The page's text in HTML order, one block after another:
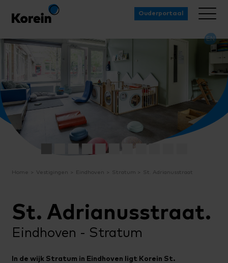
EN
Ouderportaal
Home Vestigingen Eindhoven Stratum St. Adrianusstraat
St. Adrianusstraat.
Eindhoven - Stratum
In de wijk Stratum in Eindhoven ligt Korein St.